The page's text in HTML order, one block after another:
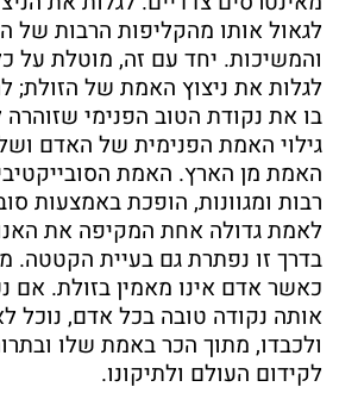
לגאול אותו מהקליפות הרבות של
והמשיכות. יחד עם זה, מוטלת על
לגלות את ניצוץ האמת של הזולת;
בו את נקודת הטוב הפנימי
גילוי האמת הפנימית של האדם
האמת מן הארץ. האמת
רבות ומגוונות, הופכת באמצעות
לאמת גדולה אחת המקיפה את
בדרך זו נפתרת גם בעיית הקטטה.
כאשר אדם אינו מאמין בזולת. אם
אותה נקודה טובה בכל אדם, נוכל
ולכבדו, מתוך הכר באמת שלו
לקידום העולם ולתיקונו.